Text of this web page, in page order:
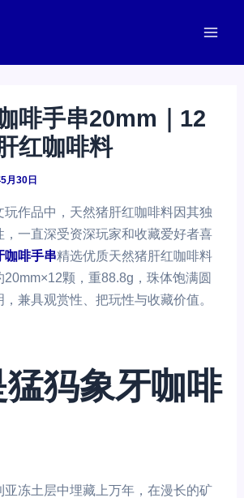
啡手串20mm｜12
红咖啡料
月30日
玩作品中，天然猪肝红咖啡料因其独
，一直深受资深玩家和收藏爱好者喜
咖啡手串精选优质天然猪肝红咖啡料
颗，重88.8g，珠体饱满圆
兼具观赏性、把玩性与收藏价值。
犸象牙咖啡
亚冻土层中埋藏上万年，在漫长的矿